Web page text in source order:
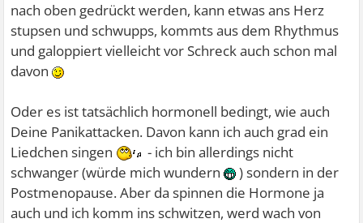
nach oben gedrückt werden, kann etwas ans Herz
stupsen und schwupps, kommts aus dem Rhythmus
und galoppiert vielleicht vor Schreck auch schon mal
davon
Oder es ist tatsächlich hormonell bedingt, wie auch
Deine Panikattacken. Davon kann ich auch grad ein
Liedchen singen
- ich bin allerdings nicht
schwanger (würde mich wundern
) sondern in der
Postmenopause. Aber da spinnen die Hormone ja
auch und ich komm ins schwitzen, werd wach von